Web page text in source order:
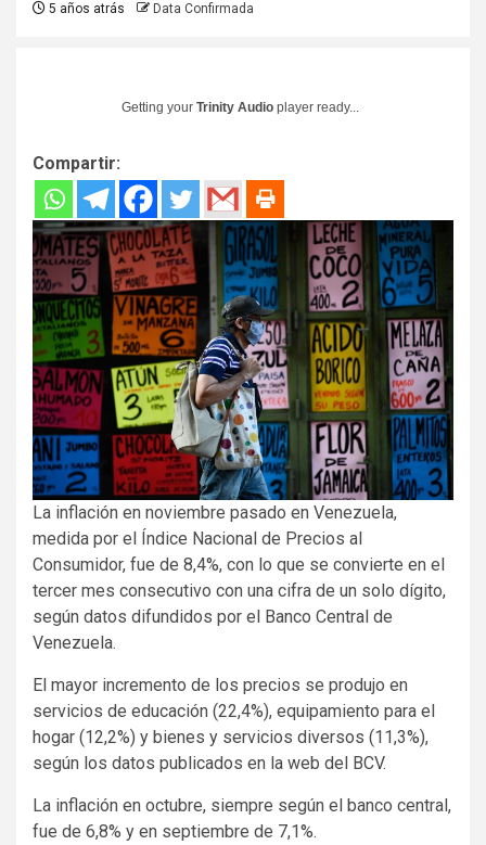
5 años atrás Data Confirmada
Getting your Trinity Audio player ready...
Compartir:
La inflación en noviembre pasado en Venezuela,
medida por el Índice Nacional de Precios al
Consumidor, fue de 8,4%, con lo que se convierte en el
tercer mes consecutivo con una cifra de un solo dígito,
según datos difundidos por el Banco Central de
Venezuela.
El mayor incremento de los precios se produjo en
servicios de educación (22,4%), equipamiento para el
hogar (12,2%) y bienes y servicios diversos (11,3%),
según los datos publicados en la web del BCV.
La inflación en octubre, siempre según el banco central,
fue de 6,8% y en septiembre de 7,1%.